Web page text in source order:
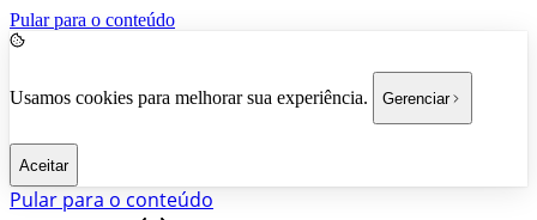
Pular para o conteúdo
Usamos cookies para melhorar sua experiência. Gerenciar
Aceitar
Pular para o conteúdo